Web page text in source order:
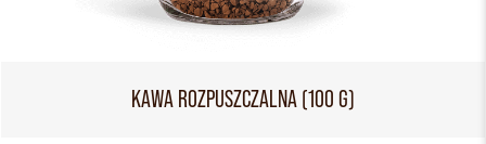
KAWA ROZPUSZCZALNA (100 G)